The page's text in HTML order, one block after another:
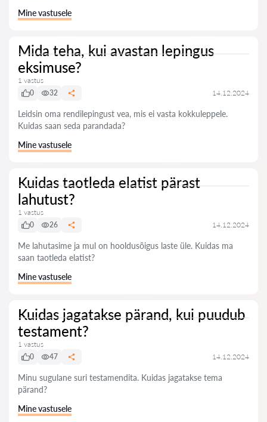
Mine vastusele
Mida teha, kui avastan lepingus
eksimuse?
1 vastus
0
32 14.12.2024
Leidsin oma rendilepingust vea, mis ei vasta kokkuleppele.
Kuidas saan seda parandada?
Mine vastusele
Kuidas taotleda elatist pärast
lahutust?
1 vastus
0
26 14.12.2024
Me lahutasime ja mul on hooldusõigus laste üle. Kuidas ma
saan taotleda elatist?
Mine vastusele
Kuidas jagatakse pärand, kui puudub
testament?
1 vastus
0
47 14.12.2024
Minu sugulane suri testamendita. Kuidas jagatakse tema
pärand?
Mine vastusele